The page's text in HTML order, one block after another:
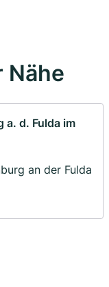
Nähe
a. d. Fulda im
an der Fulda